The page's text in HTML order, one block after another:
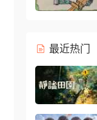
最近热门